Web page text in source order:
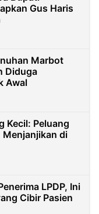
Gus Haris
Marbot
Diduga
Awal
Kecil: Peluang
Menjanjikan di
LPDP, Ini
Cibir Pasien